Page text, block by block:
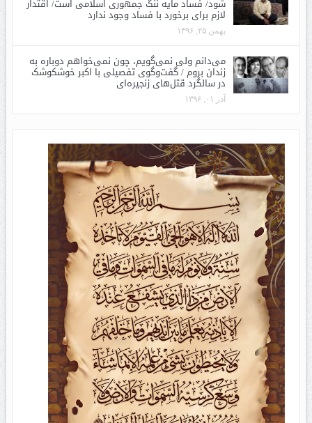
شود/ فساد مایه ننگ جمهوری اسلامی است/ اقتدار
لازم برای برخورد با فساد وجود ندارد
بهمن ۲۵, ۱۳۹۶
می‌دانم ولی نمی‌گویم، چون نمی‌خواهم دوباره به
زندان بروم / گفت‌وگوی تفصیلی با اکبر خوشکوشک
در سالگرد قتل‌های زنجیره‌ای
آذر ۰۱, ۱۳۹۶